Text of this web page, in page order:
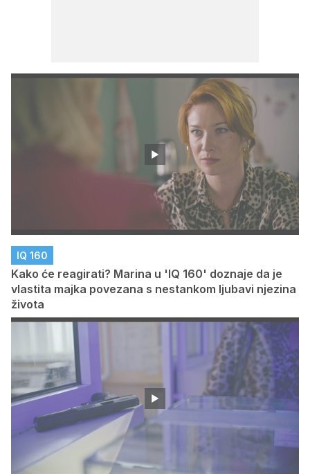
IQ 160
Kako će reagirati? Marina u 'IQ 160' doznaje da je
vlastita majka povezana s nestankom ljubavi njezina
života